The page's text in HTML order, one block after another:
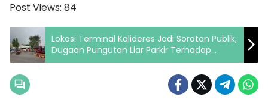
Post Views: 84
Lokasi Terminal Kalideres Jadi Sorotan Publik,
Dugaan Pungutan Liar Parkir Terhadap
Pengantar Penumpang Dilaporkan